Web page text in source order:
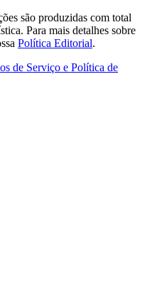
são produzidas com total
Para mais detalhes sobre
Política Editorial.
de Serviço e Política de